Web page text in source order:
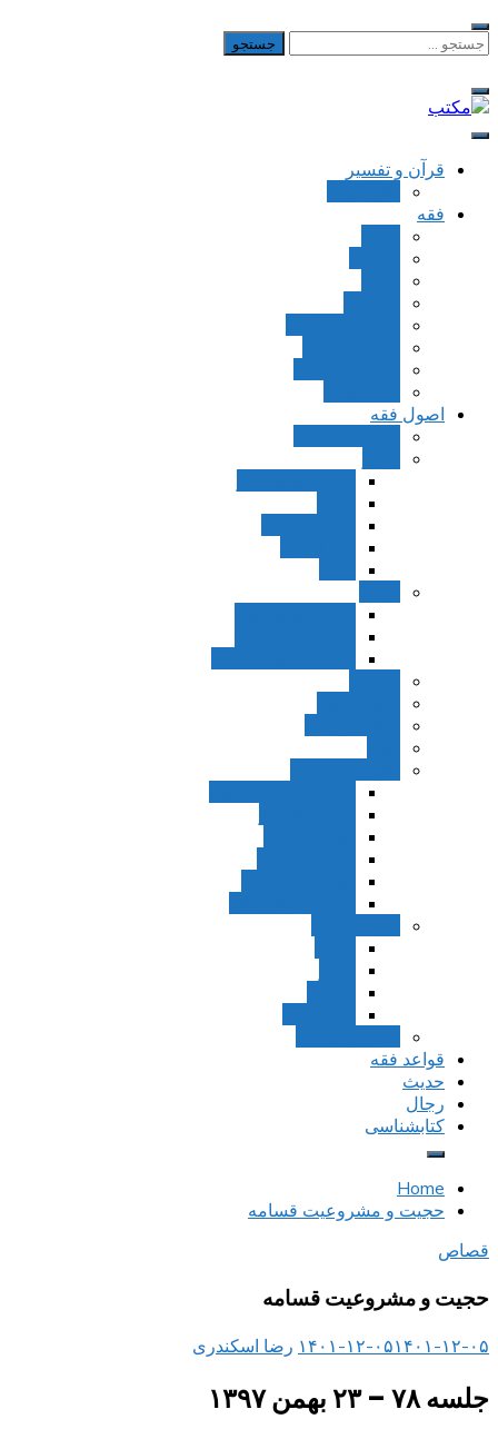
Skip
to
جستجو
قرآن و تفسیر
فقه
اصول فقه
قواعد فقه
حدیث
رجال
کتابشناسی
Home
حجیت و مشروعیت قسامه
قصاص
حجیت و مشروعیت قسامه
۱۴۰۱-۱۲-۰۵۱۴۰۱-۱۲-۰۵ رضا اسکندری
جلسه ۷۸ – ۲۳ بهمن ۱۳۹۷